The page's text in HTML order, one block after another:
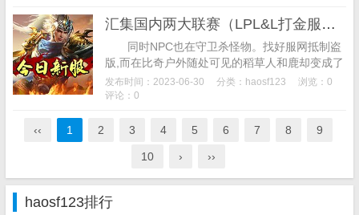
汇集国内两大联赛（LPL&L打金服单职业网站DL）顶尖职业战队参赛
同时NPC也在守卫杀怪物。找好服网抵制盗
版,而在比奇户外随处可见的稻草人和鹿却变成了
最强的存在，我们可以召唤超强小弟，但是法师
这个职业体力方面受到攻击力的影响防御能...
发布时间：2023-06-30 分类： haosf123
浏览：0
评论：0
‹‹ 1 2 3 4 5 6 7 8 9
10 › ››
haosf123排行